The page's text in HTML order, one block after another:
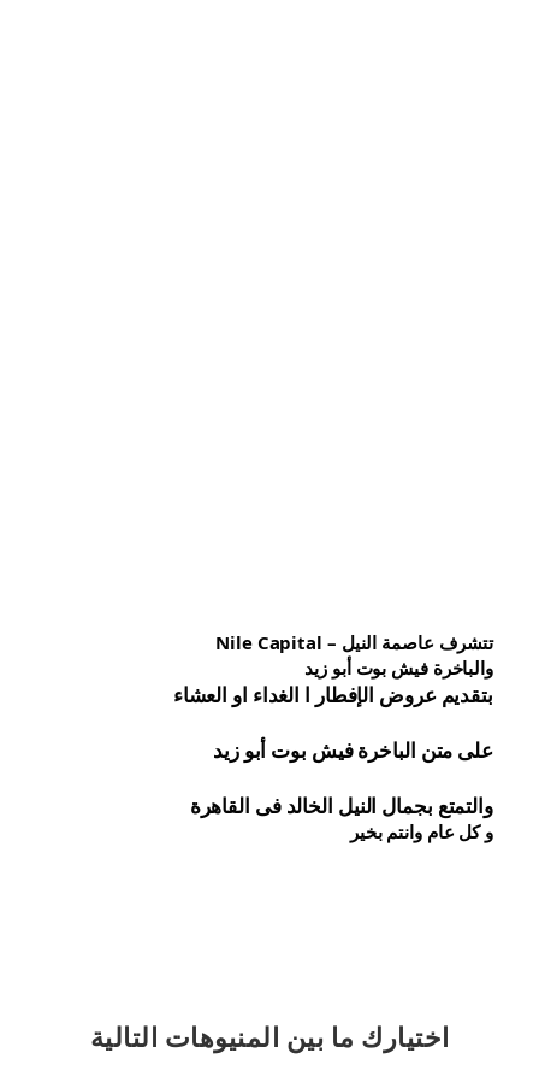
تتشرف عاصمة النيل – Nile Capital
والباخرة فيش بوت أبو زيد
بتقديم عروض الإفطار ا الغداء او العشاء
على متن الباخرة فيش بوت أبو زيد
والتمتع بجمال النيل الخالد فى القاهرة
و كل عام وانتم بخير
اختيارك ما بين المنيوهات التالية